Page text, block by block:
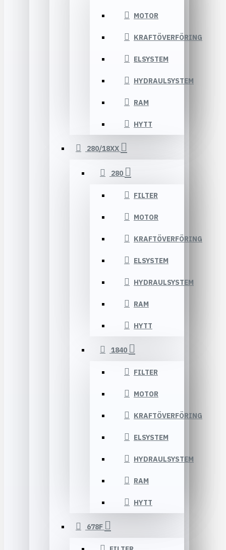
MOTOR
KRAFTÖVERFÖRING
ELSYSTEM
HYDRAULSYSTEM
RAM
HYTT
280/18XX
280
FILTER
MOTOR
KRAFTÖVERFÖRING
ELSYSTEM
HYDRAULSYSTEM
RAM
HYTT
1840
FILTER
MOTOR
KRAFTÖVERFÖRING
ELSYSTEM
HYDRAULSYSTEM
RAM
HYTT
678F